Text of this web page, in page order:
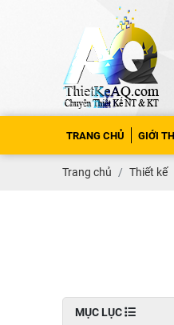
TRANG CHỦ GIỚI
Trang chủ Thiết kế
MỤC LỤC